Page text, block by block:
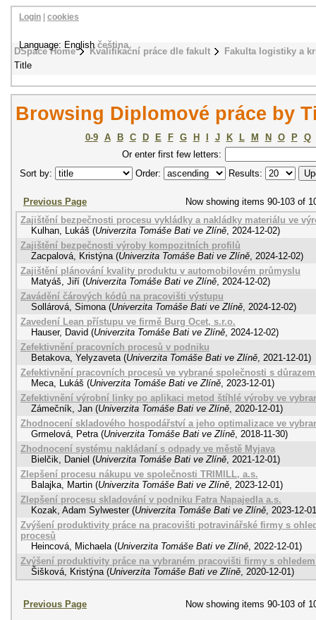
DSpace Home Kvalifikační práce dle fakult
Fakulta logistiky a
Title
Login cookies
Language: Englishčeština
Browsing Diplomové práce by
0-9 A B C D E F G H J K L M N O P
Q
Or enter first few letters:
Sort by:
Order: Results:
Previous Page
Now showing items 90-103 of
Zajištění bezpečnosti procesu vykládky a nakládky materiálu ve
Kulhan, Lukáš (Univerzita Tomáše Bati ve Zlíně, 2024-12-02)
Zajištění bezpečnosti výroby kompozitních profilů
Zacpalová, Kristýna (Univerzita Tomáše Bati ve Zlíně, 2024-12-02)
Zajištění plánování kvality produktu v automobilovém průmyslu
Matyáš, Jiří (Univerzita Tomáše Bati ve Zlíně, 2024-12-02)
Zavádění čárových kódů na pracovišti výstupu
Sollárová, Simona (Univerzita Tomáše Bati ve Zlíně, 2024-12-02)
Zavedení Lean přístupu ve firmě Burg Ocet, s.r.o.
Hauser, David (Univerzita Tomáše Bati ve Zlíně, 2024-12-02)
Zefektivnění pracovních procesů v podniku
Betakova, Yelyzaveta (Univerzita Tomáše Bati ve Zlíně, 2021-12-01)
Zefektivnění pracovních procesů ve vybrané společnosti s
Meca, Lukáš (Univerzita Tomáše Bati ve Zlíně, 2023-12-01)
Zefektivnění výrobní linky po aplikaci metod štíhlé výroby ve
Zámečník, Jan (Univerzita Tomáše Bati ve Zlíně, 2020-12-01)
Zhodnocení skladového hospodářství a jeho optimalizace ve
Grmelová, Petra (Univerzita Tomáše Bati ve Zlíně, 2018-11-30)
Zhodnocení systému nakládaní s odpady ve městě Myjava
Bielčik, Daniel (Univerzita Tomáše Bati ve Zlíně, 2021-12-01)
Zlepšení procesu nákupu ve společnosti TRIMILL, a.s.
Balajka, Martin (Univerzita Tomáše Bati ve Zlíně, 2023-12-01)
Zlepšení procesu skladování v podniku Fatra Napajedla a.s.
Kozak, Adam Sylwester (Univerzita Tomáše Bati ve Zlíně, 2023-12-01
Zvýšení produktivity práce na pracovišti potravinářské firmy s
procesů
Heincová, Michaela (Univerzita Tomáše Bati ve Zlíně, 2022-12-01)
Zvýšení produktivity práce na vybraném pracovišti firmy s
Šišková, Kristýna (Univerzita Tomáše Bati ve Zlíně, 2020-12-01)
Previous Page Now showing items 90-103 of